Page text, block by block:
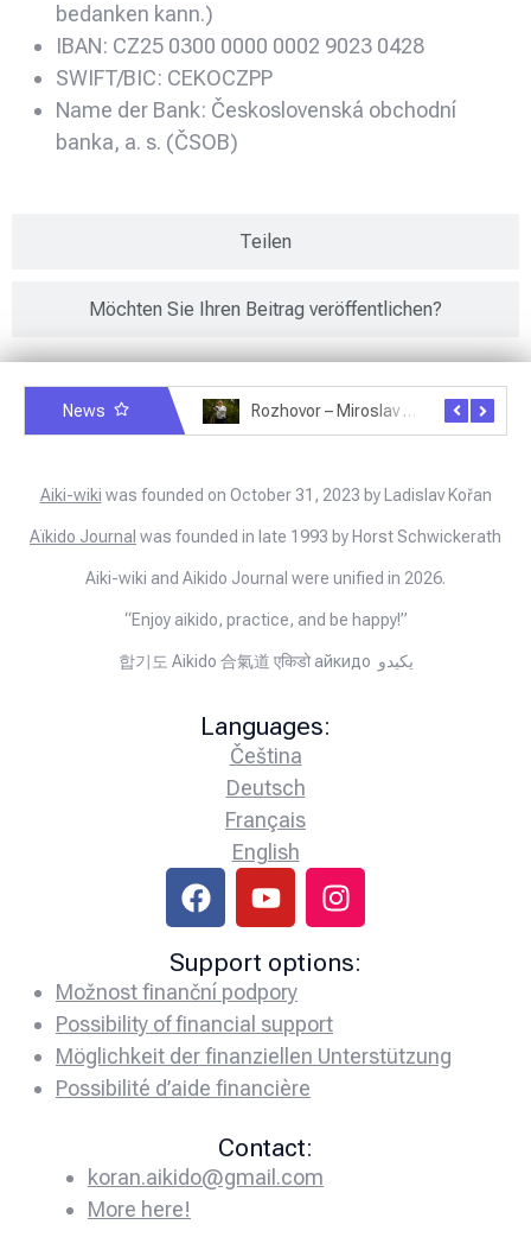
Teilen
Möchten Sie Ihren Beitrag veröffentlichen?
bedanken kann.)
IBAN: CZ25 0300 0000 0002 9023 0428
SWIFT/BIC: CEKOCZPP
Name der Bank: Československá obchodní
banka, a. s. (ČSOB)
News Rozhovor – Miroslav Šmíd – 22.3.2025
Aiki-wiki was founded on October 31, 2023 by Ladislav Kořan
Aïkido Journal was founded in late 1993 by Horst Schwickerath
Aiki-wiki and Aikido Journal were unified in 2026.
“Enjoy aikido, practice, and be happy!”
합기도 Aikido 合氣道 एकिडो айкидо يكيدو
Languages:
Čeština
Deutsch
Français
English
Support options:
Možnost finanční podpory
Possibility of financial support
Möglichkeit der finanziellen Unterstützung
Possibilité d’aide financière
Contact:
koran.aikido@gmail.com
More here!